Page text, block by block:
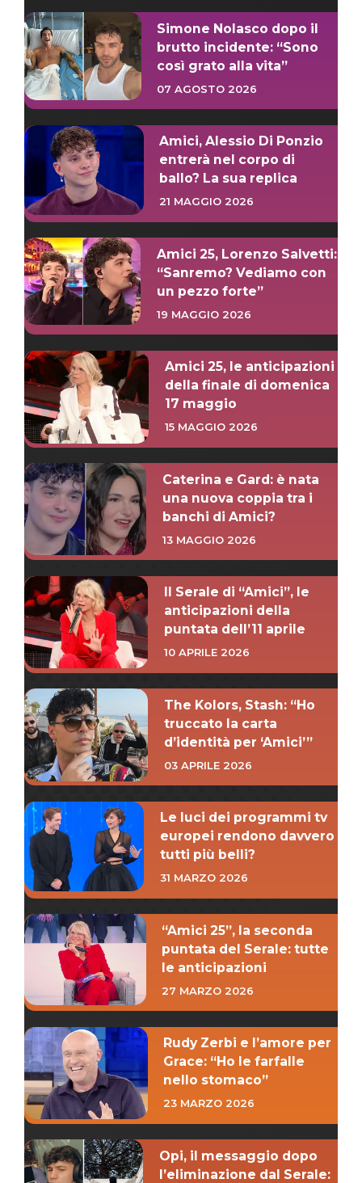
Simone Nolasco dopo il
brutto incidente: “Sono
così grato alla vita”
07 AGOSTO 2026
Amici, Alessio Di Ponzio
entrerà nel corpo di
ballo? La sua replica
21 MAGGIO 2026
Amici 25, Lorenzo Salvetti:
“Sanremo? Vediamo con
un pezzo forte”
19 MAGGIO 2026
Amici 25, le anticipazioni
della finale di domenica
17 maggio
15 MAGGIO 2026
Caterina e Gard: è nata
una nuova coppia tra i
banchi di Amici?
13 MAGGIO 2026
Il Serale di “Amici”, le
anticipazioni della
puntata dell’11 aprile
10 APRILE 2026
The Kolors, Stash: “Ho
truccato la carta
d’identità per ‘Amici’”
03 APRILE 2026
Le luci dei programmi tv
europei rendono davvero
tutti più belli?
31 MARZO 2026
“Amici 25”, la seconda
puntata del Serale: tutte
le anticipazioni
27 MARZO 2026
Rudy Zerbi e l’amore per
Grace: “Ho le farfalle
nello stomaco”
23 MARZO 2026
Opi, il messaggio dopo
l’eliminazione dal Serale: